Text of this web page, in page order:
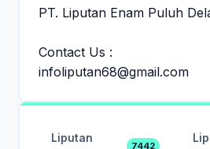
PT. Liputan Enam Puluh
Contact Us :
infoliputan68@gmail.com
Liputan
7442